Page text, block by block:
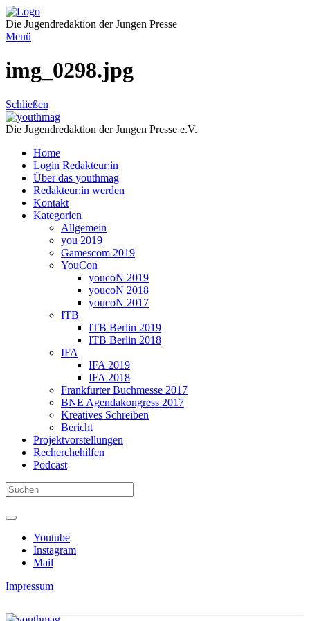
Direkt
zum
Inhalt
Die Jugendredaktion der Jungen Presse
Menü
img_0298.jpg
Schließen
Die Jugendredaktion der Jungen Presse e.V.
Home
Login Redakteur:in
Über das youthmag
Redakteur:in werden
Kontakt
Kategorien
Allgemein
you 2019
Gamescom 2019
YouCon
youcoN 2019
youcoN 2018
youcoN 2017
ITB
ITB Berlin 2019
ITB Berlin 2018
IFA
IFA 2019
IFA 2018
Frankfurter Buchmesse 2017
BNE Agendakongress 2017
Kreatives Schreiben
Bericht
Projektvorstellungen
Recherchehilfen
Podcast
Youtube
Instagram
Mail
Impressum